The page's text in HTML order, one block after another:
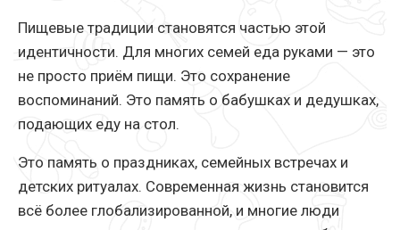
Пищевые традиции становятся частью этой
идентичности. Для многих семей еда руками — это
не просто приём пищи. Это сохранение
воспоминаний. Это память о бабушках и дедушках,
подающих еду на стол.
Это память о праздниках, семейных встречах и
детских ритуалах. Современная жизнь становится
всё более глобализированной, и многие люди